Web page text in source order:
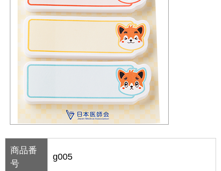
商品番
号
g005